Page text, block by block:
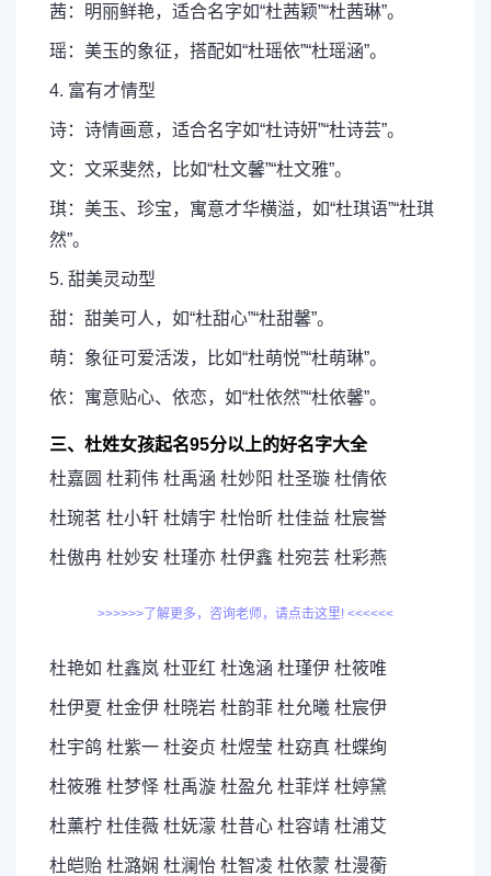
茜：明丽鲜艳，适合名字如“杜茜颖”“杜茜琳”。
瑶：美玉的象征，搭配如“杜瑶依”“杜瑶涵”。
4. 富有才情型
诗：诗情画意，适合名字如“杜诗妍”“杜诗芸”。
文：文采斐然，比如“杜文馨”“杜文雅”。
琪：美玉、珍宝，寓意才华横溢，如“杜琪语”“杜琪
然”。
5. 甜美灵动型
甜：甜美可人，如“杜甜心”“杜甜馨”。
萌：象征可爱活泼，比如“杜萌悦”“杜萌琳”。
依：寓意贴心、依恋，如“杜依然”“杜依馨”。
三、杜姓女孩起名95分以上的好名字大全
杜嘉圆 杜莉伟 杜禹涵 杜妙阳 杜圣璇 杜倩依
杜琬茗 杜小轩 杜婧宇 杜怡昕 杜佳益 杜宸誉
杜傲冉 杜妙安 杜瑾亦 杜伊鑫 杜宛芸 杜彩燕
>>>>>>了解更多，咨询老师，请点击这里! <<<<<<
杜艳如 杜鑫岚 杜亚红 杜逸涵 杜瑾伊 杜筱唯
杜伊夏 杜金伊 杜晓岩 杜韵菲 杜允曦 杜宸伊
杜宇鸽 杜紫一 杜姿贞 杜煜莹 杜窈真 杜蝶绚
杜筱雅 杜梦怿 杜禹漩 杜盈允 杜菲烊 杜婷黛
杜薰柠 杜佳薇 杜妩濛 杜昔心 杜容靖 杜浦艾
杜皑贻 杜潞娴 杜澜怡 杜智凌 杜依蒙 杜漫蘅